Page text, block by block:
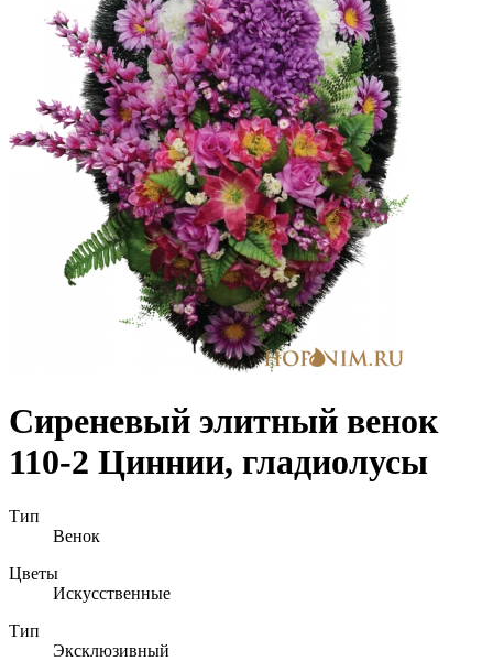
Сиреневый элитный венок
110-2 Циннии, гладиолусы
Тип
Венок
Цветы
Искусственные
Тип
Эксклюзивный